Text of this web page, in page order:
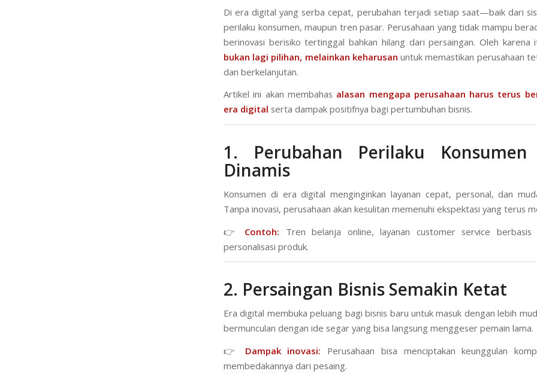
Di era digital yang serba cepat, perubahan terjadi setiap saat—baik dari
perilaku konsumen, maupun tren pasar. Perusahaan yang tidak mampu
berinovasi berisiko tertinggal bahkan hilang dari persaingan. Oleh
bukan lagi pilihan, melainkan keharusan untuk memastikan perusahaan
dan berkelanjutan.
Artikel ini akan membahas alasan mengapa perusahaan harus terus
era digital serta dampak positifnya bagi pertumbuhan bisnis.
1. Perubahan Perilaku Konsumen
Dinamis
Konsumen di era digital menginginkan layanan cepat, personal, dan
Tanpa inovasi, perusahaan akan kesulitan memenuhi ekspektasi yang terus
👉 Contoh: Tren belanja online, layanan customer service berbasis
personalisasi produk.
2. Persaingan Bisnis Semakin Ketat
Era digital membuka peluang bagi bisnis baru untuk masuk dengan lebih
bermunculan dengan ide segar yang bisa langsung menggeser pemain lama.
👉 Dampak inovasi: Perusahaan bisa menciptakan keunggulan
membedakannya dari pesaing.